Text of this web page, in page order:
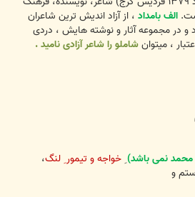
الف بامداد ، از آزاد اندیش ترین شاعران
در مجموعه آثار و نوشته هایش ، دردی
، میتوانشاملو را شاعر آزادی نامید .
نمی باشد)ِخواجه و تيمور ِ لنگ،
و